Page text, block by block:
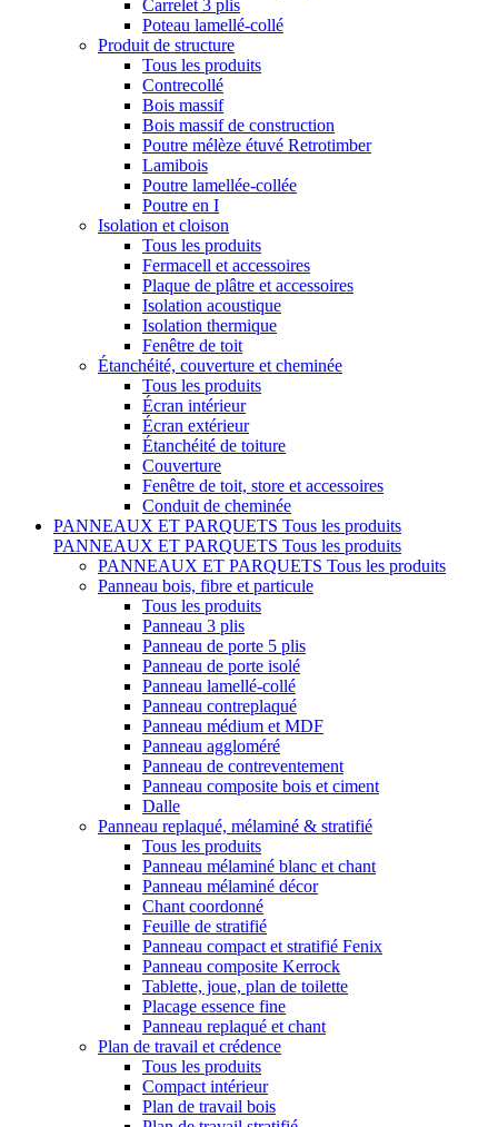
Carrelet 3 plis
Poteau lamellé-collé
Produit de structure
Tous les produits
Contrecollé
Bois massif
Bois massif de construction
Poutre mélèze étuvé Retrotimber
Lamibois
Poutre lamellée-collée
Poutre en I
Isolation et cloison
Tous les produits
Fermacell et accessoires
Plaque de plâtre et accessoires
Isolation acoustique
Isolation thermique
Fenêtre de toit
Étanchéité, couverture et cheminée
Tous les produits
Écran intérieur
Écran extérieur
Étanchéité de toiture
Couverture
Fenêtre de toit, store et accessoires
Conduit de cheminée
PANNEAUX ET PARQUETS Tous les produits
PANNEAUX ET PARQUETS Tous les produits
PANNEAUX ET PARQUETS Tous les produits
Panneau bois, fibre et particule
Tous les produits
Panneau 3 plis
Panneau de porte 5 plis
Panneau de porte isolé
Panneau lamellé-collé
Panneau contreplaqué
Panneau médium et MDF
Panneau aggloméré
Panneau de contreventement
Panneau composite bois et ciment
Dalle
Panneau replaqué, mélaminé & stratifié
Tous les produits
Panneau mélaminé blanc et chant
Panneau mélaminé décor
Chant coordonné
Feuille de stratifié
Panneau compact et stratifié Fenix
Panneau composite Kerrock
Tablette, joue, plan de toilette
Placage essence fine
Panneau replaqué et chant
Plan de travail et crédence
Tous les produits
Compact intérieur
Plan de travail bois